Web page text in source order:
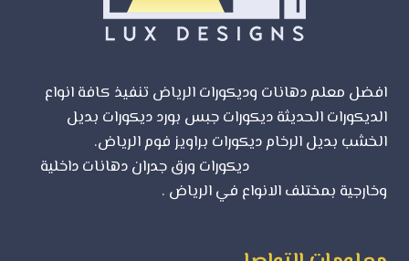
افضل معلم دهانات وديكورات الرياض تنفيذ كافة انواع
الديكورات الحديثة ديكورات جبس بورد ديكورات بديل
الخشب بديل الرخام ديكورات براويز فوم الرياض.
ديكورات ورق جدران دهانات داخلية
وخارجية بمختلف الانواع في الرياض .